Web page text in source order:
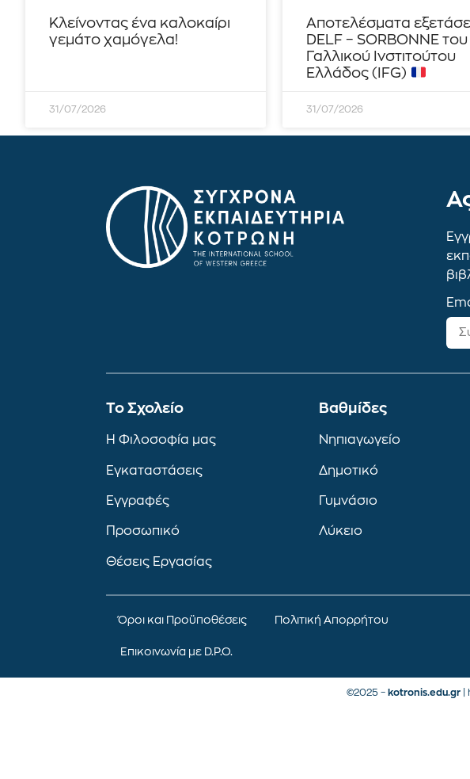
Κλείνοντας ένα καλοκαίρι
γεμάτο χαμόγελα!
31/07/2026
Αποτελέσματα
DELF – SORBONNE του
Γαλλικού Ινστιτούτου
Ελλάδος (IFG)
31/07/2026
To Σχολείο
Η Φιλοσοφία μας
Εγκαταστάσεις
Εγγραφές
Προσωπικό
Θέσεις Εργασίας
Βαθμίδες
Νηπιαγωγείο
Δημοτικό
Γυμνάσιο
Λύκειο
Όροι και Προϋποθέσεις Πολιτική Απορρήτου
Επικοινωνία με D.P.O.
©2025 – kotronis.edu.gr|